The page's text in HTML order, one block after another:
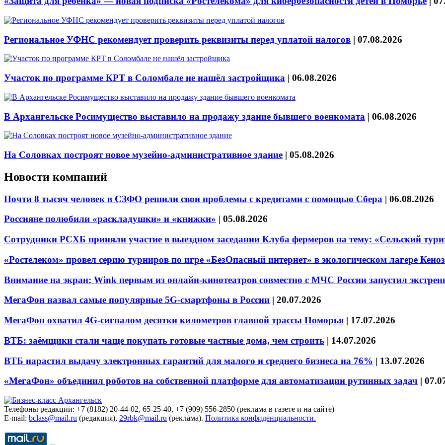
Региональное УФНС рекомендует проверить реквизиты перед уплатой налогов | 07.08.2026
Участок по программе КРТ в Соломбале не нашёл застройщика | 06.08.2026
В Архангельске Росимущество выставило на продажу здание бывшего военкомата | 06.08.2026
На Соловках построят новое музейно-административное здание | 05.08.2026
Новости компаний
Почти 8 тысяч человек в СЗФО решили свои проблемы с кредитами с помощью Сбера | 06.08.2026
Россияне полюбили «раскладушки» и «книжки» | 05.08.2026
Сотрудники РСХБ приняли участие в выездном заседании Клуба фермеров на тему: «Сельский
«Ростелеком» провел серию турниров по игре «БезОпасный интернет» в экологическом лагере
Внимание на экран: Wink первым из онлайн-кинотеатров совместно с МЧС России запустил
МегаФон назвал самые популярные 5G-смартфоны в России | 20.07.2026
МегаФон охватил 4G-сигналом десятки километров главной трассы Поморья | 17.07.2026
ВТБ: заёмщики стали чаще покупать готовые частные дома, чем строить | 14.07.2026
ВТБ нарастил выдачу электронных гарантий для малого и среднего бизнеса на 76% | 13.07.2026
«МегаФон» объединил роботов на собственной платформе для автоматизации рутинных задач |
Телефоны редакции: +7 (8182) 20-44-02, 65-25-40, +7 (909) 556-2850 (реклама в газете и на сайте)
E-mail: bclass@mail.ru (редакция), 29rbk@mail.ru (реклама). Политика конфиденциальности.